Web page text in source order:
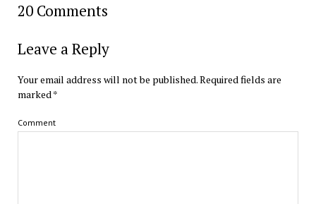
20 Comments
Leave a Reply
Your email address will not be published.Required fields are
marked*
Comment